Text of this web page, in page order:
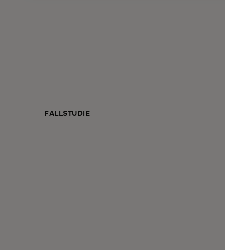
FALLSTUDIE